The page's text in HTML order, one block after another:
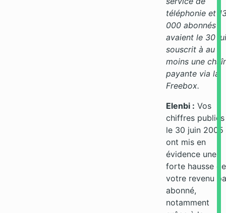
téléphonie et
000 abonnés
avaient le 30
souscrit à au
moins une
payante via la
Freebox.
Elenbi : Vos
chiffres publiés
le 30 juin 2005
ont mis en
évidence une
forte hausse de
votre revenu
abonné,
notamment